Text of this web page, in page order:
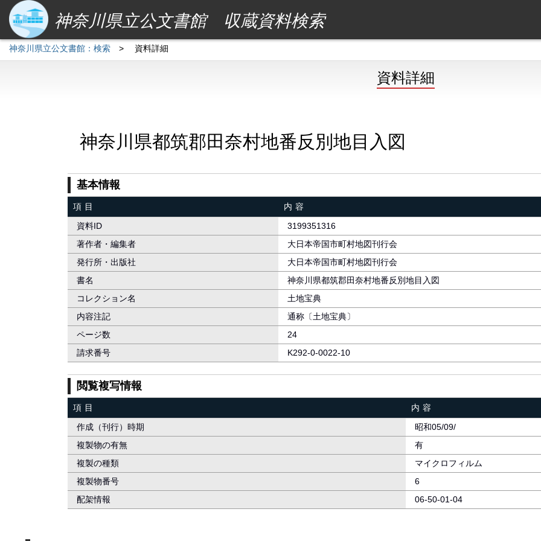
神奈川県立公文書館 収蔵資料検索
神奈川県立公文書館：検索 > 資料詳細
資料詳細
神奈川県都筑郡田奈村地番反別地目入図
基本情報
項目
内容
資料ID
3199351316
著作者・編集者
大日本帝国市町村地図刊行会
発行所・出版社
大日本帝国市町村地図刊行会
書名
神奈川県都筑郡田奈村地番反別地目入図
コレクション名
土地宝典
内容注記
通称〔土地宝典〕
ページ数
24
請求番号
K292-0-0022-10
閲覧複写情報
項目
内容
作成（刊行）時期
昭和05/09/
複製物の有無
有
複製の種類
マイクロフィルム
複製物番号
6
配架情報
06-50-01-04